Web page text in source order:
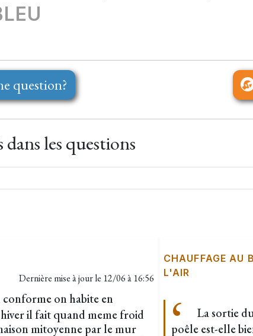
question?
les questions
Dernière mise à jour le 12/06 à 16:56
on habite en
il fait quand meme froid
mitoyenne par le mur
CHAUFFAGE AU
L'AIR
La sortie
poêle est-elle